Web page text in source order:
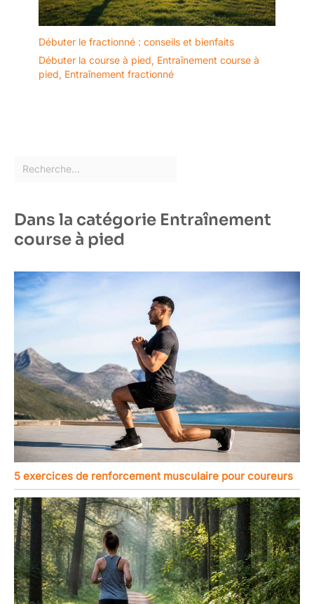
Débuter le fractionné : conseils et bienfaits
Débuter la course à pied, Entraînement course à
pied, Entraînement fractionné
Dans la catégorie Entraînement
course à pied
5 exercices de renforcement musculaire pour coureurs